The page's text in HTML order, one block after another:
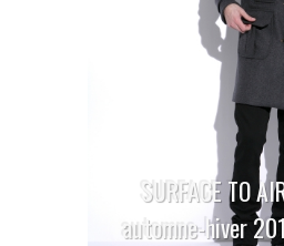
SURFACE TO
automne-hiver